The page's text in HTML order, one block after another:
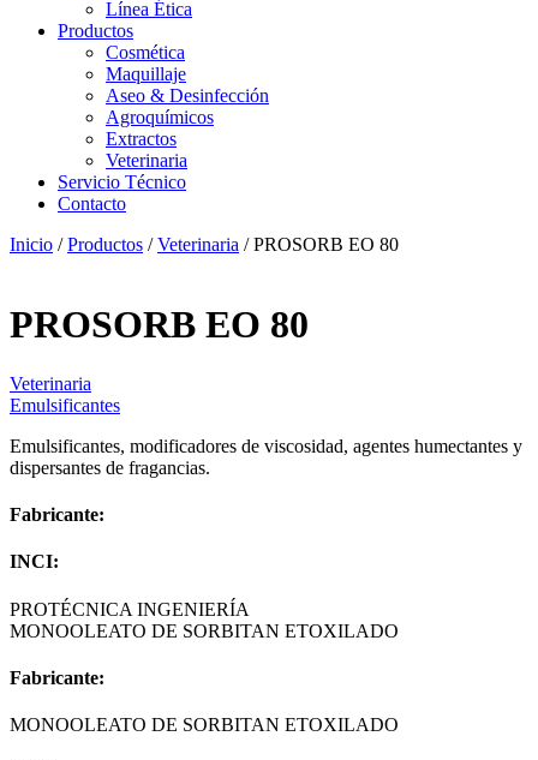
Línea Ética
Productos
Cosmética
Maquillaje
Aseo & Desinfección
Agroquímicos
Extractos
Veterinaria
Servicio Técnico
Contacto
Inicio /Productos /Veterinaria / PROSORB EO 80
PROSORB EO 80
Veterinaria
Emulsificantes
Emulsificantes, modificadores de viscosidad, agentes humectantes y
dispersantes de fragancias.
Fabricante:
INCI:
PROTÉCNICA INGENIERÍA
MONOOLEATO DE SORBITAN ETOXILADO
Fabricante:
MONOOLEATO DE SORBITAN ETOXILADO